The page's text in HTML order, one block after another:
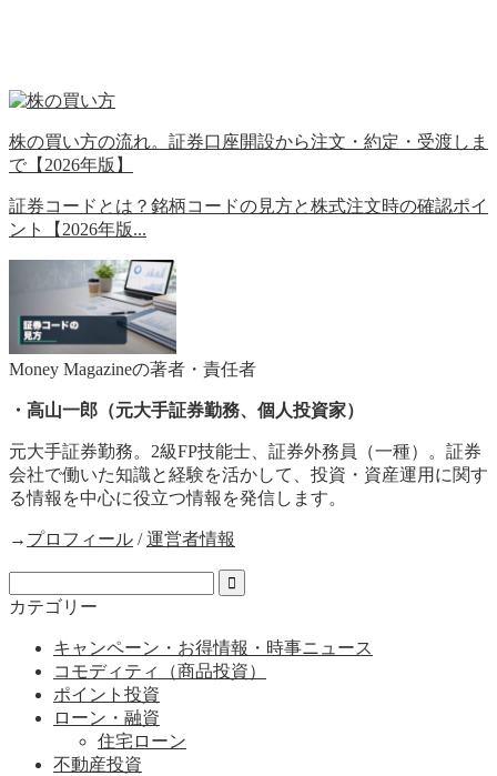
株の買い方の流れ。証券口座開設から注文・約定・受渡しま
で【2026年版】
証券コードとは？銘柄コードの見方と株式注文時の確認ポイ
ント【2026年版...
Money Magazineの著者・責任者
・高山一郎（元大手証券勤務、個人投資家）
元大手証券勤務。2級FP技能士、証券外務員（一種）。証券
会社で働いた知識と経験を活かして、投資・資産運用に関す
る情報を中心に役立つ情報を発信します。
→ プロフィール /運営者情報
カテゴリー
キャンペーン・お得情報・時事ニュース
コモディティ（商品投資）
ポイント投資
ローン・融資
住宅ローン
不動産投資